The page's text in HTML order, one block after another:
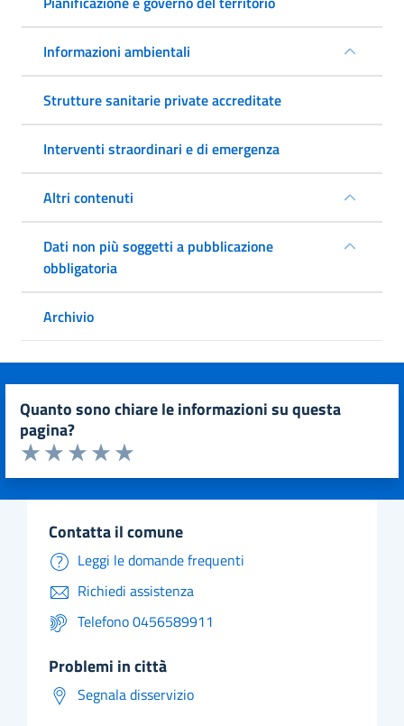
Informazioni ambientali
Strutture sanitarie private accreditate
Interventi straordinari e di emergenza
Altri contenuti
Dati non più soggetti a pubblicazione
obbligatoria
Archivio
quanto sono chiare le informazioni su questa
pagina?
Valuta da 1 a 5 stelle la pagina
Valuta 5 stelle su 5
Valuta 4 stelle su 5
Valuta 3 stelle su 5
Valuta 2 stelle su 5
Valuta 1 stelle su 5
contatta il comune
Leggi le domande frequenti
Richiedi assistenza
Telefono 0456589911
problemi in città
Segnala disservizio